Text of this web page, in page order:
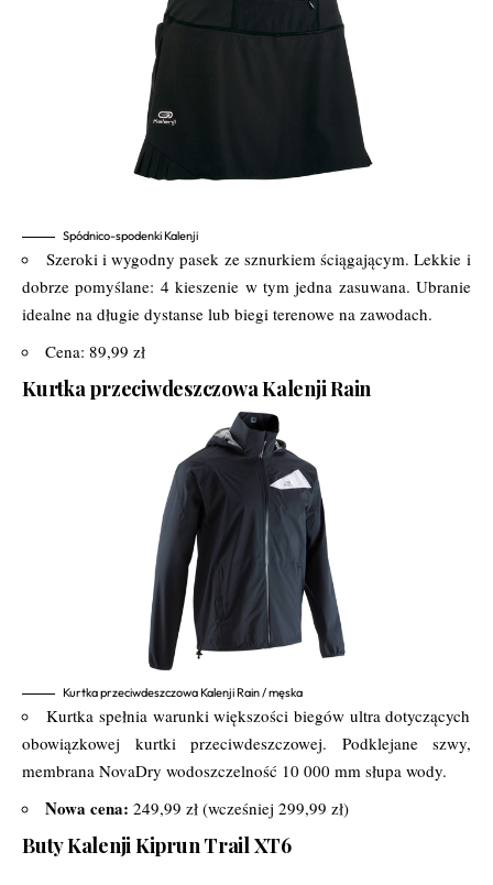
Spódnico-spodenki Kalenji
Szeroki i wygodny pasek ze sznurkiem ściągającym. Lekkie i
dobrze pomyślane: 4 kieszenie w tym jedna zasuwana. Ubranie
idealne na długie dystanse lub biegi terenowe na zawodach.
Cena: 89,99 zł
Kurtka przeciwdeszczowa Kalenji Rain
Kurtka przeciwdeszczowa Kalenji Rain / męska
Kurtka spełnia warunki większości biegów ultra dotyczących
obowiązkowej kurtki przeciwdeszczowej. Podklejane szwy,
membrana NovaDry wodoszczelność 10 000 mm słupa wody.
Nowa cena: 249,99 zł (wcześniej 299,99 zł)
Buty Kalenji Kiprun Trail XT6